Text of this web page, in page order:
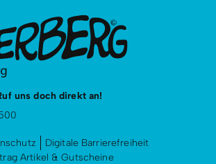
uns doch direkt an!
Digitale Barrierefreiheit
Artikel & Gutscheine